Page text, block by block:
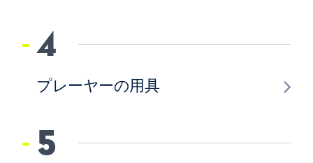
4
プレーヤーの用具
5